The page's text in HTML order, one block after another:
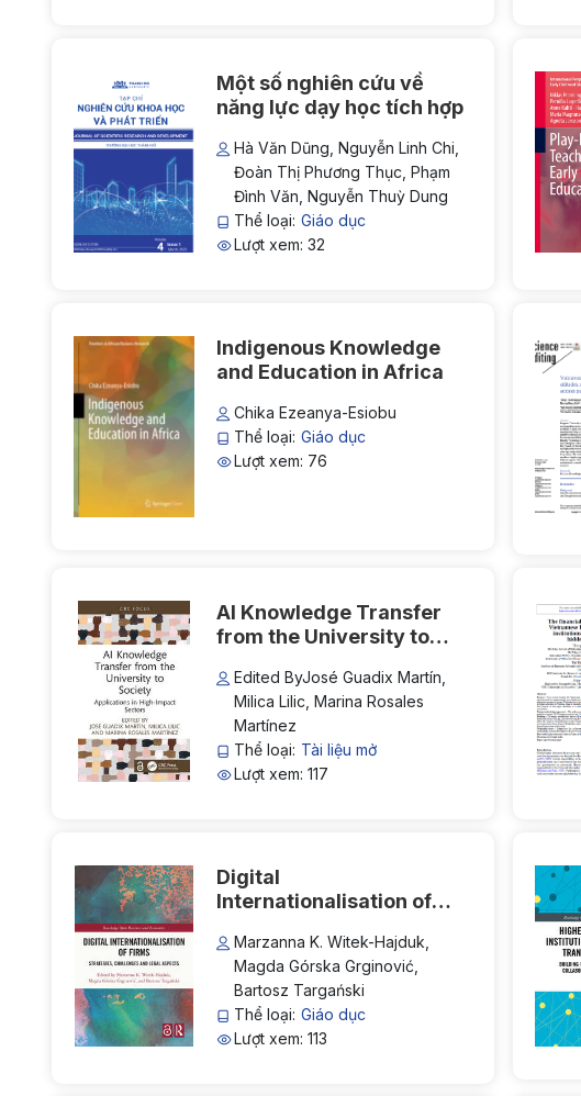
Một số nghiên cứu về
năng lực dạy học tích hợp
Hà Văn Dũng, Nguyễn Linh Chi,
Đoàn Thị Phương Thục, Phạm
Đình Văn, Nguyễn Thuỳ Dung
Thể loại: Giáo dục
Lượt xem: 32
Indigenous Knowledge
and Education in Africa
Chika Ezeanya-Esiobu
Thể loại: Giáo dục
Lượt xem: 76
AI Knowledge Transfer
from the University to
High-Impact Sectors
Edited ByJosé Guadix Martín,
Milica Lilic, Marina Rosales
Martínez
Thể loại: Tài liệu mở
Lượt xem: 117
Digital
Internationalisation of
Challenges and Legal
Aspects
Marzanna K. Witek-Hajduk,
Magda Górska Grginović,
Bartosz Targański
Thể loại: Giáo dục
Lượt xem: 113